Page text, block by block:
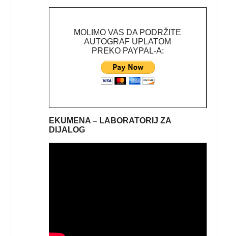
MOLIMO VAS DA PODRŽITE
AUTOGRAF UPLATOM
PREKO PAYPAL-A:
EKUMENA – LABORATORIJ ZA
DIJALOG